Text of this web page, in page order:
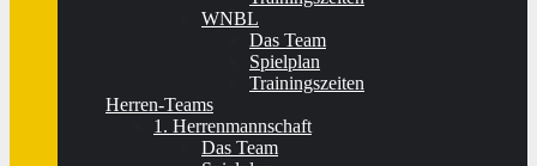
WNBL
Das Team
Spielplan
Trainingszeiten
Herren-Teams
1. Herrenmannschaft
Das Team